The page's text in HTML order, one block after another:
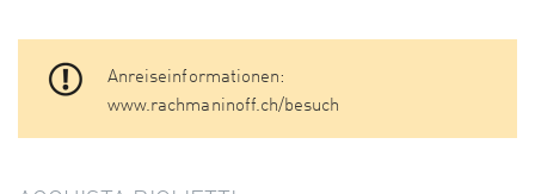
Anreiseinformationen:
www.rachmaninoff.ch/besuch